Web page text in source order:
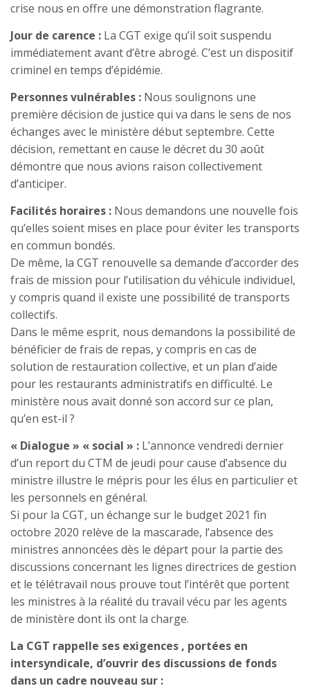
crise nous en offre une démonstration flagrante.
Jour de carence : La CGT exige qu’il soit suspendu
immédiatement avant d’être abrogé. C’est un dispositif
criminel en temps d’épidémie.
Personnes vulnérables : Nous soulignons une
première décision de justice qui va dans le sens de nos
échanges avec le ministère début septembre. Cette
décision, remettant en cause le décret du 30 août
démontre que nous avions raison collectivement
d’anticiper.
Facilités horaires : Nous demandons une nouvelle fois
qu’elles soient mises en place pour éviter les transports
en commun bondés.
De même, la CGT renouvelle sa demande d’accorder des
frais de mission pour l’utilisation du véhicule individuel,
y compris quand il existe une possibilité de transports
collectifs.
Dans le même esprit, nous demandons la possibilité de
bénéficier de frais de repas, y compris en cas de
solution de restauration collective, et un plan d’aide
pour les restaurants administratifs en difficulté. Le
ministère nous avait donné son accord sur ce plan,
qu’en est-il ?
« Dialogue » « social » : L’annonce vendredi dernier
d’un report du CTM de jeudi pour cause d’absence du
ministre illustre le mépris pour les élus en particulier et
les personnels en général.
Si pour la CGT, un échange sur le budget 2021 fin
octobre 2020 relève de la mascarade, l’absence des
ministres annoncées dès le départ pour la partie des
discussions concernant les lignes directrices de gestion
et le télétravail nous prouve tout l’intérêt que portent
les ministres à la réalité du travail vécu par les agents
de ministère dont ils ont la charge.
La CGT rappelle ses exigences , portées en
intersyndicale, d’ouvrir des discussions de fonds
dans un cadre nouveau sur :